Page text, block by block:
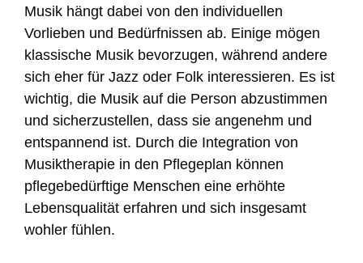
Musik hängt dabei von den individuellen
Vorlieben und Bedürfnissen ab. Einige mögen
klassische Musik bevorzugen, während andere
sich eher für Jazz oder Folk interessieren. Es ist
wichtig, die Musik auf die Person abzustimmen
und sicherzustellen, dass sie angenehm und
entspannend ist. Durch die Integration von
Musiktherapie in den Pflegeplan können
pflegebedürftige Menschen eine erhöhte
Lebensqualität erfahren und sich insgesamt
wohler fühlen.